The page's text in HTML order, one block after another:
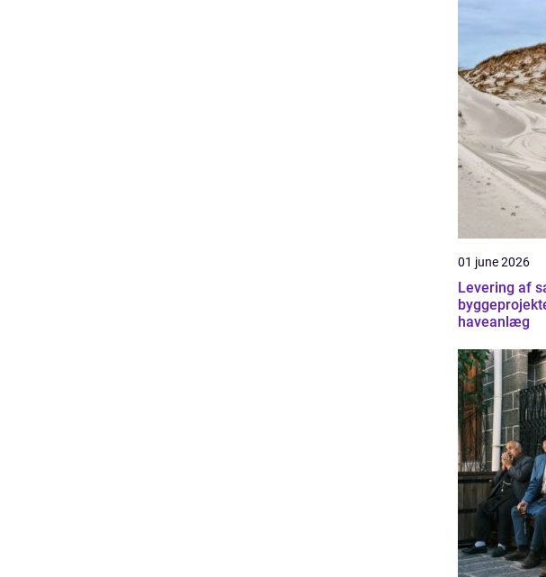
01 june 2026
Levering af
haveanlæg